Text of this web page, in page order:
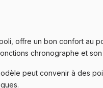
offre un bon confort au
chronographe et
peut convenir à des